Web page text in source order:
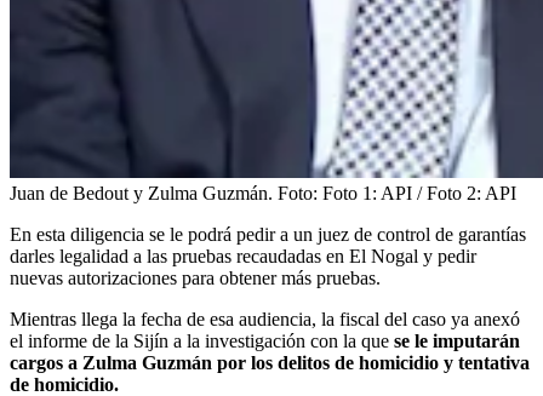
Juan de Bedout y Zulma Guzmán. Foto: Foto 1: API / Foto 2: API
En esta diligencia se le podrá pedir a un juez de control de garantías
darles legalidad a las pruebas recaudadas en El Nogal y pedir
nuevas autorizaciones para obtener más pruebas.
Mientras llega la fecha de esa audiencia, la fiscal del caso ya anexó
el informe de la Sijín a la investigación con la que se le imputarán
cargos a Zulma Guzmán por los delitos de homicidio y tentativa
de homicidio.